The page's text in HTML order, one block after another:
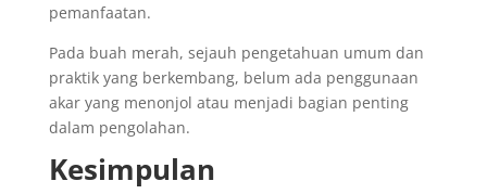
pemanfaatan.
Pada buah merah, sejauh pengetahuan umum dan
praktik yang berkembang, belum ada penggunaan
akar yang menonjol atau menjadi bagian penting
dalam pengolahan.
Kesimpulan